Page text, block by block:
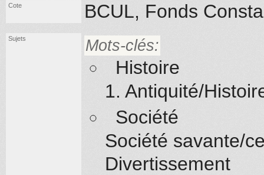
Cote BCUL, Fonds
Sujets Mots-clés:
Histoire
1. Antiquité/
Société
Société savante/
Divertissement